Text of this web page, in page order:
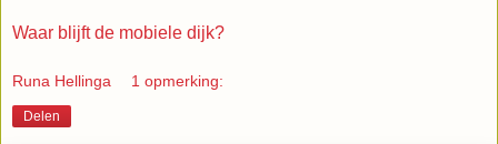
Waar blijft de mobiele dijk?
Runa Hellinga 1 opmerking:
Delen